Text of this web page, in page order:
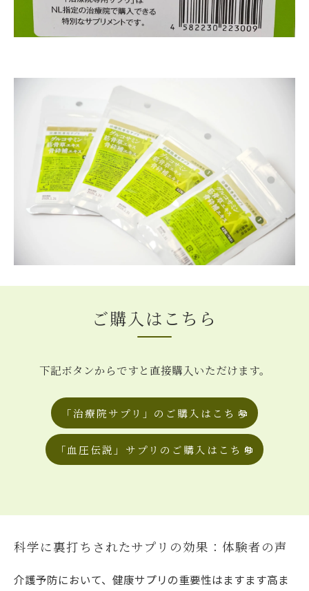
ご購入はこちら
下記ボタンからですと直接購入いただけます。
「治療院サプリ」のご購入はこちら
「血圧伝説」サプリのご購入はこちら
科学に裏打ちされたサプリの効果：体験者の声
介護予防において、健康サプリの重要性はますます高ま